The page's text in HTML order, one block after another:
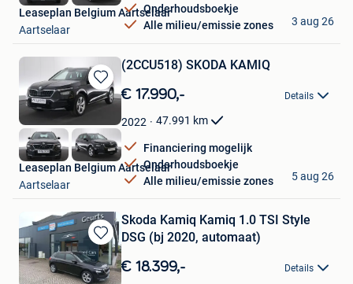
Onderhoudsboekje
Alle milieu/emissie zones
Leaseplan Belgium Aartselaar
Aartselaar
3 aug 26
Bewaren
in
Favorieten
(2CCU518) SKODA KAMIQ
€ 17.990,- Details
2022 47.991 km
Financiering mogelijk
Onderhoudsboekje
Alle milieu/emissie zones
Leaseplan Belgium Aartselaar
Aartselaar
5 aug 26
Bewaren
in
Mijn
Skoda Kamiq Kamiq 1.0 TSI Style
DSG (bj 2020, automaat)
€ 18.399,- Details